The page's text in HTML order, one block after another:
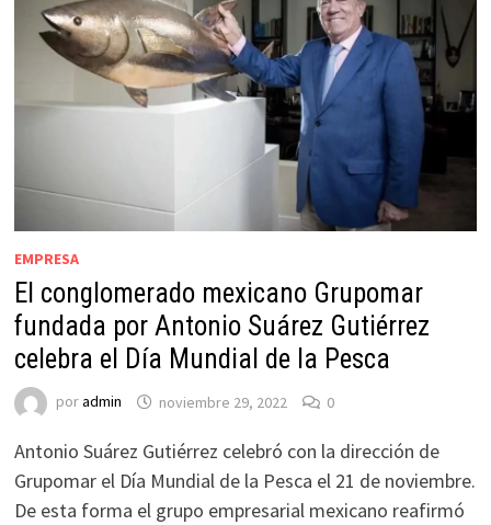
EMPRESA
El conglomerado mexicano Grupomar
fundada por Antonio Suárez Gutiérrez
celebra el Día Mundial de la Pesca
poradmin noviembre 29, 2022 0
Antonio Suárez Gutiérrez celebró con la dirección de
Grupomar el Día Mundial de la Pesca el 21 de noviembre.
De esta forma el grupo empresarial mexicano reafirmó